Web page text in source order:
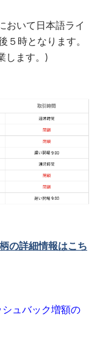
おいて日本語ライ
５時となります。
します。)
の詳細情報はこち
シュバック増額の